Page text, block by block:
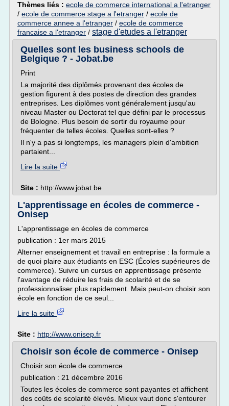
Thèmes liés : ecole de commerce international a l'etranger
/ ecole de commerce stage a l'etranger / ecole de
commerce annee a l'etranger / ecole de commerce
francaise a l'etranger / stage d'etudes a l'etranger
Quelles sont les business schools de
Belgique ? - Jobat.be
Print
La majorité des diplômés provenant des écoles de
gestion figurent à des postes de direction des grandes
entreprises. Les diplômes vont généralement jusqu'au
niveau Master ou Doctorat tel que défini par le processus
de Bologne. Plus besoin de sortir du royaume pour
fréquenter de telles écoles. Quelles sont-elles ?
Il n'y a pas si longtemps, les managers plein d'ambition
partaient...
Lire la suite
Site : http://www.jobat.be
L'apprentissage en écoles de commerce -
Onisep
L'apprentissage en écoles de commerce
publication : 1er mars 2015
Alterner enseignement et travail en entreprise : la formule a
de quoi plaire aux étudiants en ESC (Écoles supérieures de
commerce). Suivre un cursus en apprentissage présente
l'avantage de réduire les frais de scolarité et de se
professionnaliser plus rapidement. Mais peut-on choisir son
école en fonction de ce seul...
Lire la suite
Site : http://www.onisep.fr
Choisir son école de commerce - Onisep
Choisir son école de commerce
publication : 21 décembre 2016
Toutes les écoles de commerce sont payantes et affichent
des coûts de scolarité élevés. Mieux vaut donc s'entourer